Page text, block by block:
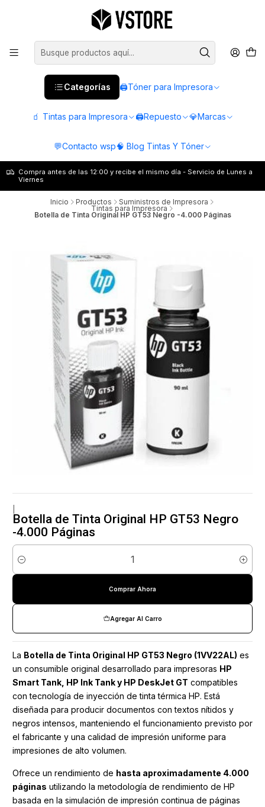
Categorías 🖨️Tóner para Impresora
🧃 Tintas para Impresora 🖨️Repuesto 💎Marcas
💬Contacto wsp🧠 Blog Tintas Y Tóner
Compra antes de las 12:00 y recibe el mismo día - Servicio de Lunes a
Viernes
Inicio Productos Suministros de Impresora
Tintas para Impresora
Botella de Tinta Original HP GT53 Negro -4.000 Páginas
Botella de Tinta Original HP GT53 Negro
-4.000 Páginas
Cantidad
Agregar Al Carro
Comprar Ahora
La Botella de Tinta Original HP GT53 Negro (1VV22AL) es
un consumible original desarrollado para impresoras HP
Smart Tank, HP Ink Tank y HP DeskJet GT compatibles
con tecnología de inyección de tinta térmica HP. Está
diseñada para producir documentos con textos nítidos y
negros intensos, manteniendo el funcionamiento previsto por
el fabricante y una calidad de impresión uniforme para
impresiones de alto volumen.
Ofrece un rendimiento de hasta aproximadamente 4.000
páginas utilizando la metodología de rendimiento de HP
basada en la simulación de impresión continua de páginas